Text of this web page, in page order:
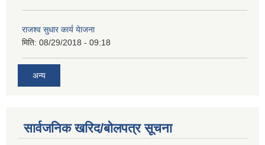
राजश्व सुधार कार्य येाजना
मिति: 08/29/2018 - 09:18
अन्य
सार्वजनिक खरिद/बोलपत्र सूचना